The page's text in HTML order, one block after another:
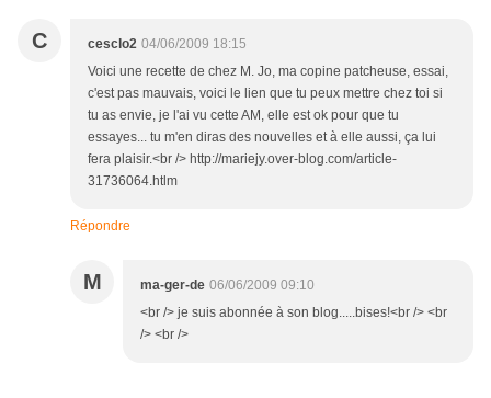
C cesclo2 04/06/2009 18:15
Voici une recette de chez M. Jo, ma copine patcheuse, essai,
c'est pas mauvais, voici le lien que tu peux mettre chez toi si
tu as envie, je l'ai vu cette AM, elle est ok pour que tu
essayes... tu m'en diras des nouvelles et à elle aussi, ça lui
fera plaisir.<br /> http://mariejy.over-blog.com/article-
31736064.htlm
Répondre
M ma-ger-de 06/06/2009 09:10
<br /> je suis abonnée à son blog.....bises!<br /> <br
/> <br />